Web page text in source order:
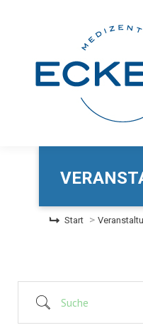
Sie befinden sich hier:
Start
Suche
Orte mit vielen